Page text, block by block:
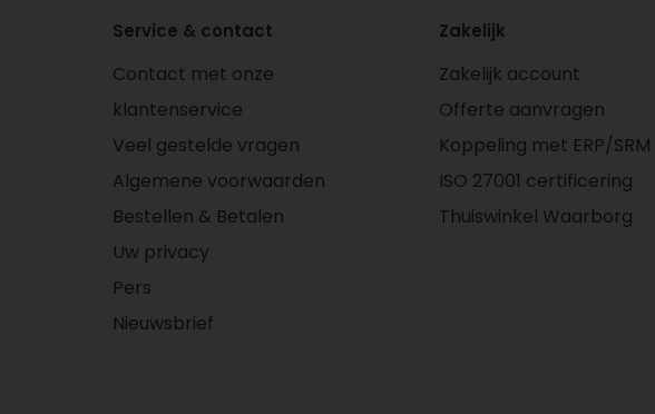
Service & contact
Contact met onze
klantenservice
Veel gestelde vragen
Algemene voorwaarden
Bestellen & Betalen
Uw privacy
Pers
Nieuwsbrief
Zakelijk
Zakelijk account
Offerte aanvragen
Koppeling met ERP/SRM
ISO 27001 certificering
Thuiswinkel Waarborg